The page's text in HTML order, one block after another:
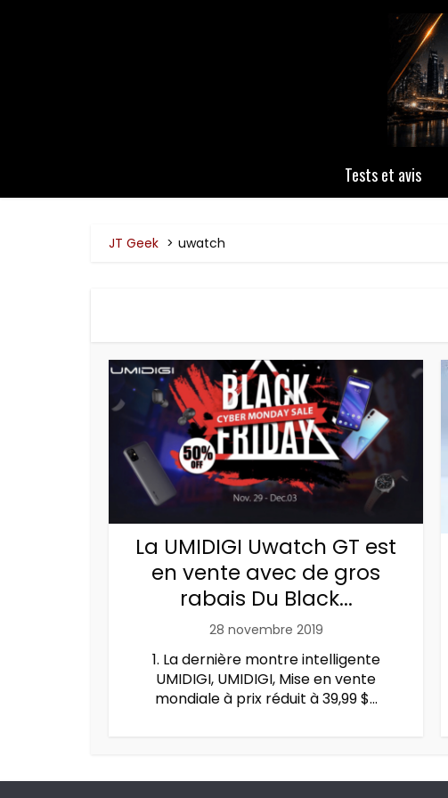
Tests et avis
JT Geek uwatch
La UMIDIGI Uwatch GT est
en vente avec de gros
rabais Du Black...
28 novembre 2019
1. La dernière montre intelligente
UMIDIGI, UMIDIGI, Mise en vente
mondiale à prix réduit à 39,99 $...